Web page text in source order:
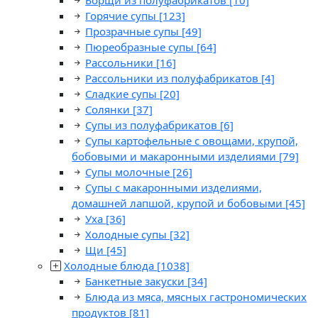
Горячие супы [123]
Прозрачные супы [49]
Пюреобразные супы [64]
Рассольники [16]
Рассольники из полуфабрикатов [4]
Сладкие супы [20]
Солянки [37]
Супы из полуфабрикатов [6]
Супы картофельные с овощами, крупой,
бобовыми и макаронными изделиями [79]
Супы молочные [26]
Супы с макаронными изделиями,
домашней лапшой, крупой и бобовыми [45]
Уха [36]
Холодные супы [32]
Щи [45]
Холодные блюда [1038]
Банкетные закуски [34]
Блюда из мяса, мясных гастрономических
продуктов [81]